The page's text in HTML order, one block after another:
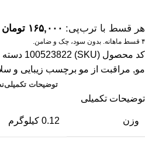
هر قسط با ترب‌پی: ۱۶۵,۰۰۰ تومان
۴ قسط ماهانه. بدون سود، چک و ضامن.
کد محصول (SKU) 100523822 دسته
مو, مراقبت از مو برچسب زیبایی و
توضیحات تکمیلی
توضیحات تکمیلی
وزن 0.12 کیلوگرم